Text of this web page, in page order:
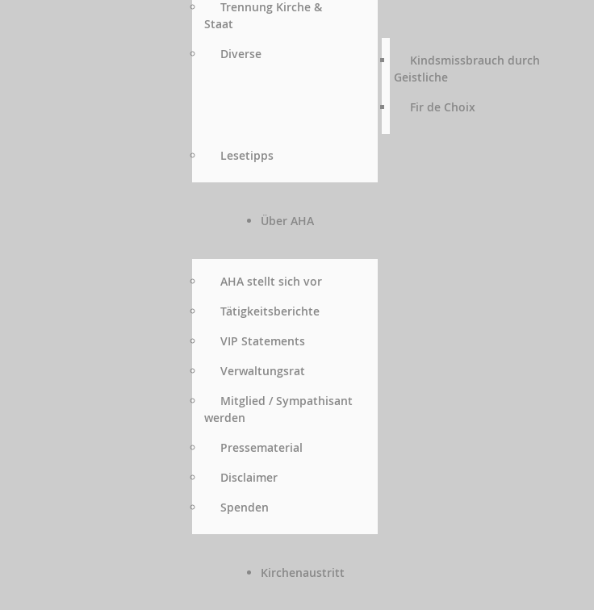
Trennung Kirche &
Staat
Diverse
Kindsmissbrauch durch
Geistliche
Fir de Choix
Lesetipps
Über AHA
AHA stellt sich vor
Tätigkeitsberichte
VIP Statements
Verwaltungsrat
Mitglied / Sympathisant
werden
Pressematerial
Disclaimer
Spenden
Kirchenaustritt